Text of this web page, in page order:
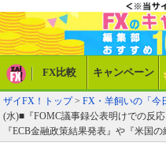
FX比較 キャンペーン
ザイFX！トップ> FX・羊飼いの「今
(水)■『FOMC議事録公表明けでの反
『ECB金融政策結果発表』や『米国